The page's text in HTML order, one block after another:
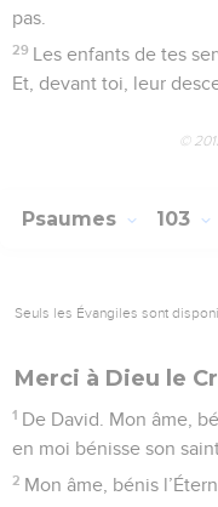
pas.
29 Les enfants de tes
Et, devant toi, leur
©
Psaumes 103
Seuls les Évangiles sont
Merci à Dieu le
1 De David. Mon âme,
en moi bénisse son
2 Mon âme, bénis